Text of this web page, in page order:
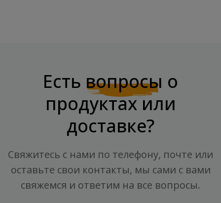
Есть вопросы о
продуктах или
доставке?
Свяжитесь с нами по телефону, почте или
оставьте свои контакты, мы сами с вами
свяжемся и ответим на все вопросы.